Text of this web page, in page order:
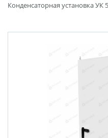
Конденсаторная установка УК